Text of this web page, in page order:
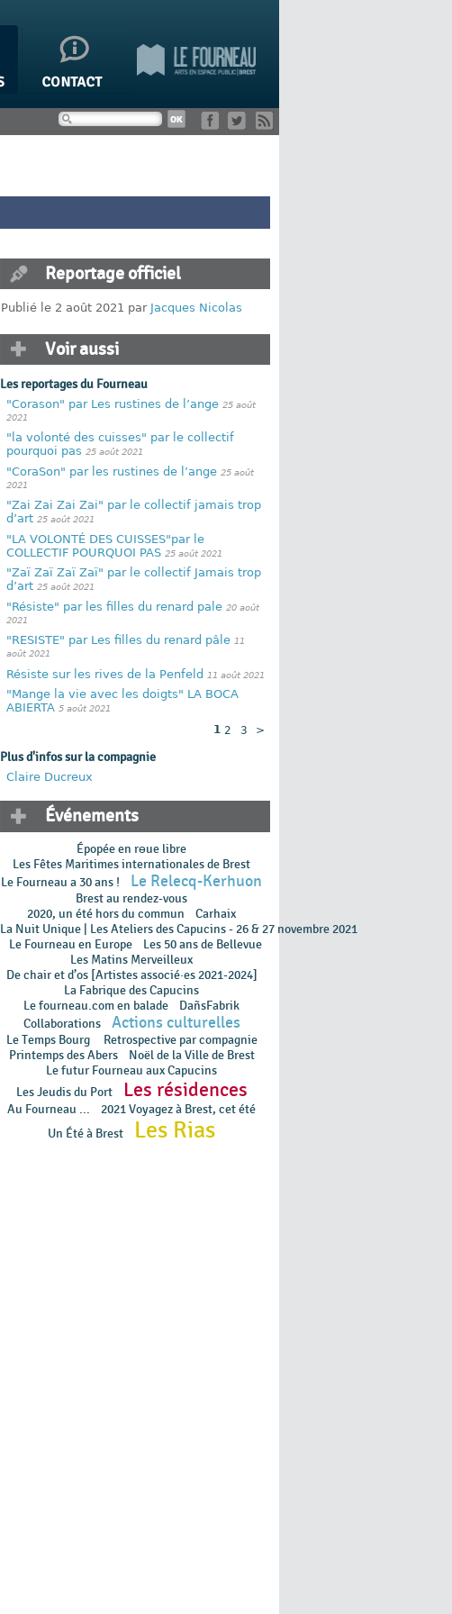
Reportage officiel
Publié le 2 août 2021 par Jacques Nicolas
Voir aussi
Les reportages du Fourneau
"Corason" par Les rustines de l’ange 25 août
2021
"la volonté des cuisses" par le collectif
pourquoi pas 25 août 2021
"CoraSon" par les rustines de l’ange 25 août
2021
"Zai Zai Zai Zai" par le collectif jamais trop
d’art 25 août 2021
"LA VOLONTÉ DES CUISSES"par le
COLLECTIF POURQUOI PAS 25 août 2021
"Zaï Zaï Zaï Zaï" par le collectif Jamais trop
d’art 25 août 2021
"Résiste" par les filles du renard pale 20 août
2021
"RESISTE" par Les filles du renard pâle 11
août 2021
Résiste sur les rives de la Penfeld 11 août 2021
"Mange la vie avec les doigts" LA BOCA
ABIERTA 5 août 2021
1 2 3 >
Plus d'infos sur la compagnie
Claire Ducreux
Événements
Épopée en rɵue libre
Les Fêtes Maritimes internationales de Brest
Le Fourneau a 30 ans !
Le Relecq-Kerhuon
Brest au rendez-vous
2020, un été hors du commun
Carhaix
La Nuit Unique | Les Ateliers des Capucins - 26 & 27 novembre 2021
Le Fourneau en Europe
Les 50 ans de Bellevue
Les Matins Merveilleux
De chair et d’os [Artistes associé·es 2021-2024]
La Fabrique des Capucins
Le fourneau.com en balade
DañsFabrik
Collaborations
Actions culturelles
Le Temps Bourg
Retrospective par compagnie
Printemps des Abers
Noël de la Ville de Brest
Le futur Fourneau aux Capucins
Les Jeudis du Port
Les résidences
Au Fourneau ...
2021 Voyagez à Brest, cet été
Un Été à Brest
Les Rias